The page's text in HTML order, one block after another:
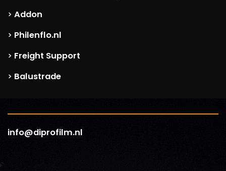
> Addon
> Philenflo.nl
> Freight Support
> Balustrade
info@diprofilm.nl